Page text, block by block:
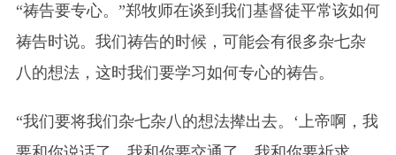
“祷告要专心。”郑牧师在谈到我们基督徒平常该如何
祷告时说。我们祷告的时候，可能会有很多杂七杂
八的想法，这时我们要学习如何专心的祷告。
“我们要将我们杂七杂八的想法撵出去。‘上帝啊，我